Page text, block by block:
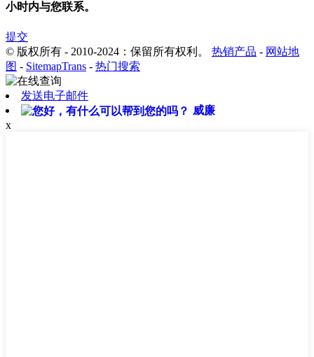
小时内与您联系。
提交
© 版权所有 - 2010-2024：保留所有权利。 热销产品 - 网站地
图 - SitemapTrans - 热门搜索
发送电子邮件
威廉
x